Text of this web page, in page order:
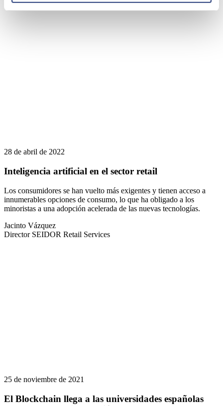
28 de abril de 2022
Inteligencia artificial en el sector retail
Los consumidores se han vuelto más exigentes y tienen acceso a
innumerables opciones de consumo, lo que ha obligado a los
minoristas a una adopción acelerada de las nuevas tecnologías.
Jacinto Vázquez
Director SEIDOR Retail Services
25 de noviembre de 2021
El Blockchain llega a las universidades españolas